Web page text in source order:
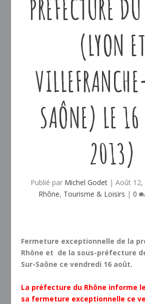
PRÉFECTURE
(LYON ET
SAÔNE) LE
2013)
Publié par Michel Godet | Août 12,
Rhône, Tourisme & Loisirs | 0
Fermeture exceptionnelle de la
Rhône et de la sous-préfecture
Sur-Saône ce vendredi 16 août.
La préfecture du Rhône informe
sa fermeture exceptionnelle ce